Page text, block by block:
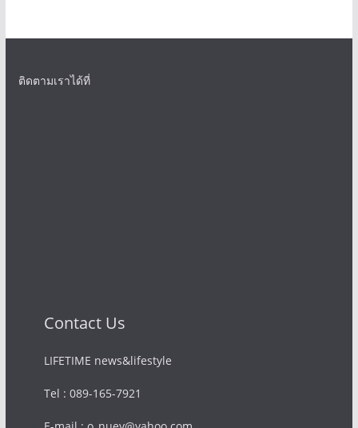
ติดตามเราได้ที่
Contact Us
LIFETIME news&lifestyle
Tel : 089-165-7921